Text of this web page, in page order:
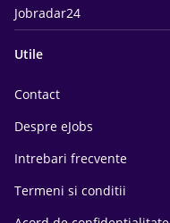
Jobradar24
Utile
Contact
Despre eJobs
Intrebari frecvente
Termeni si conditii